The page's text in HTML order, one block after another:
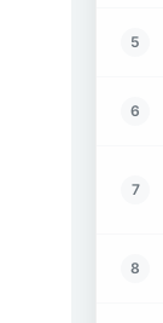
5
6
7
8